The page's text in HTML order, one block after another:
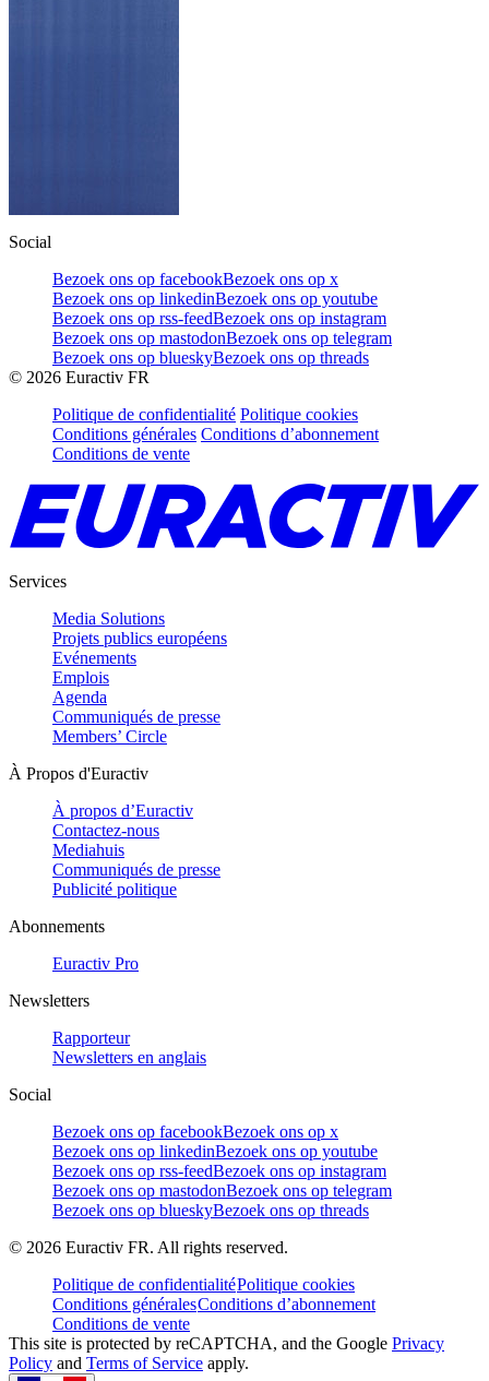
Social
Bezoek ons op facebookBezoek ons op x
Bezoek ons op linkedinBezoek ons op youtube
Bezoek ons op rss-feedBezoek ons op instagram
Bezoek ons op mastodonBezoek ons op telegram
Bezoek ons op blueskyBezoek ons op threads
© 2026 Euractiv FR
Politique de confidentialité Politique cookies
Conditions générales Conditions d’abonnement
Conditions de vente
Services
Media Solutions
Projets publics européens
Evénements
Emplois
Agenda
Communiqués de presse
Members’ Circle
À Propos d'Euractiv
À propos d’Euractiv
Contactez-nous
Mediahuis
Communiqués de presse
Publicité politique
Abonnements
Euractiv Pro
Newsletters
Rapporteur
Newsletters en anglais
Social
Bezoek ons op facebookBezoek ons op x
Bezoek ons op linkedinBezoek ons op youtube
Bezoek ons op rss-feedBezoek ons op instagram
Bezoek ons op mastodonBezoek ons op telegram
Bezoek ons op blueskyBezoek ons op threads
© 2026 Euractiv FR. All rights reserved.
Politique de confidentialitéPolitique cookies
Conditions généralesConditions d’abonnement
Conditions de vente
This site is protected by reCAPTCHA, and the Google Privacy
Policy and Terms of Service apply.